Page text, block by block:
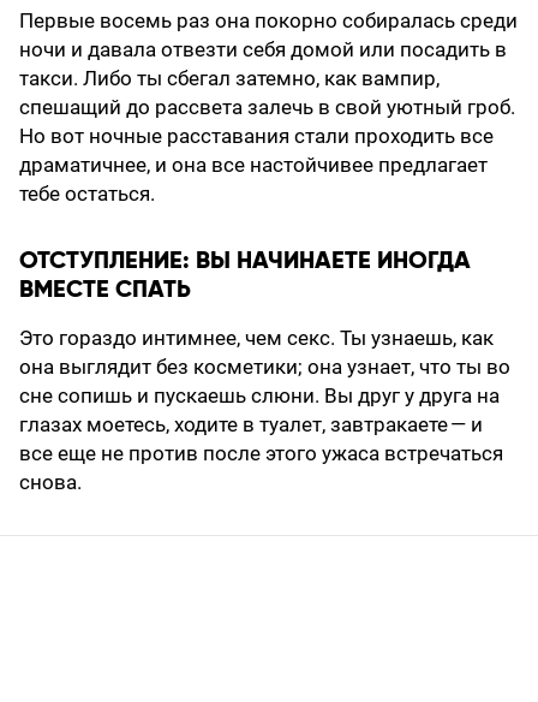
Первые восемь раз она покорно собиралась среди
ночи и давала отвезти себя домой или посадить в
такси. Либо ты сбегал затемно, как вампир,
спешащий до рассвета залечь в свой уютный гроб.
Но вот ночные расставания стали проходить все
драматичнее, и она все настойчивее предлагает
тебе остаться.
ОТСТУПЛЕНИЕ: ВЫ НАЧИНАЕТЕ ИНОГДА
ВМЕСТЕ СПАТЬ
Это гораздо интимнее, чем секс. Ты узнаешь, как
она выглядит без косметики; она узнает, что ты во
сне сопишь и пускаешь слюни. Вы друг у друга на
глазах моетесь, ходите в туалет, завтракаете — и
все еще не против после этого ужаса встречаться
снова.